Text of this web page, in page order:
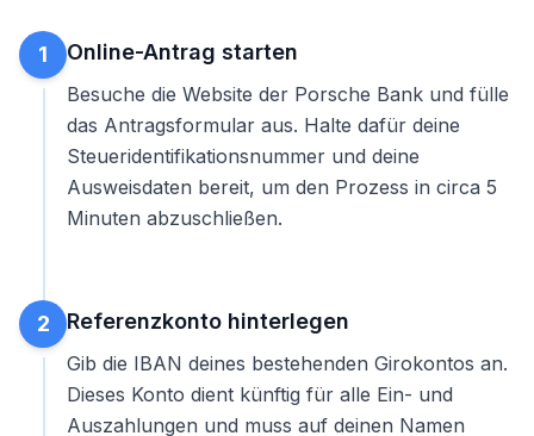
1 Online-Antrag starten
Besuche die Website der Porsche Bank und fülle
das Antragsformular aus. Halte dafür deine
Steueridentifikationsnummer und deine
Ausweisdaten bereit, um den Prozess in circa 5
Minuten abzuschließen.
2 Referenzkonto hinterlegen
Gib die IBAN deines bestehenden Girokontos an.
Dieses Konto dient künftig für alle Ein- und
Auszahlungen und muss auf deinen Namen